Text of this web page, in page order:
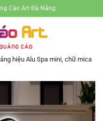
Cáo Art Đà Nẵng
hiệu Alu Spa mini, chữ mica